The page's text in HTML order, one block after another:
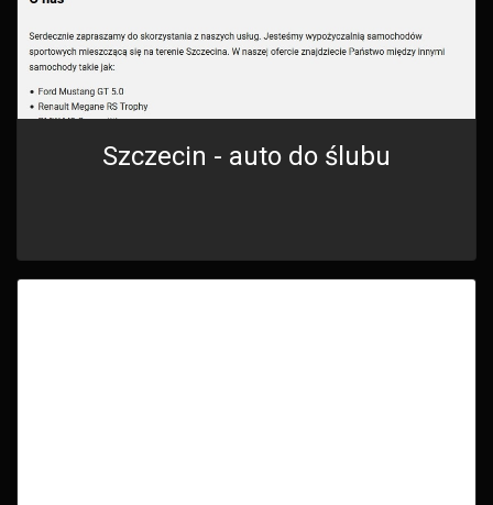
Szczecin - auto do ślubu